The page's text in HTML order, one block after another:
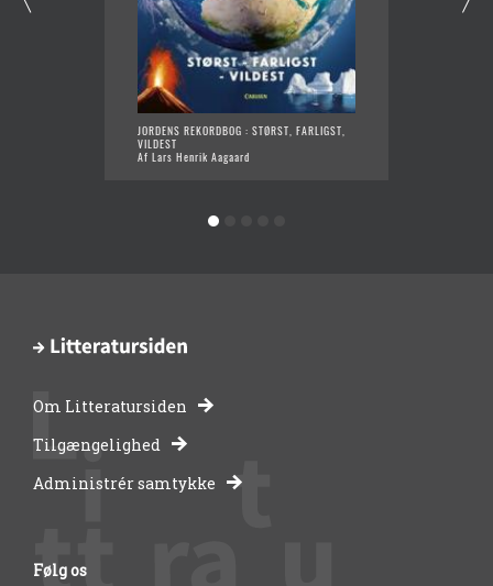
JORDENS REKORDBOG : STØRST, FARLIGST,
VILDEST
Af Lars Henrik Aagaard
-
bibliotekernes
side
Om Litteratursiden
Tilgængelighed
Administrér samtykke
Følg os